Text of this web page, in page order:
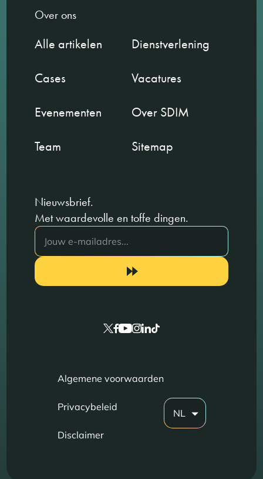
Over ons
Alle artikelen
Dienstverlening
Cases
Vacatures
Evenementen
Over SDIM
Team
Sitemap
Nieuwsbrief.
Met waardevolle en toffe dingen.
Algemene voorwaarden
Privacybeleid
Disclaimer
NL